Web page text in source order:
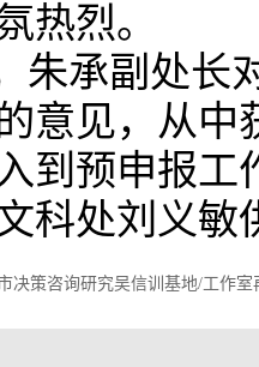
热烈。
朱承副处长
意见，从中
到预申报
科处刘义敏
决策咨询研究吴信训基地/工作